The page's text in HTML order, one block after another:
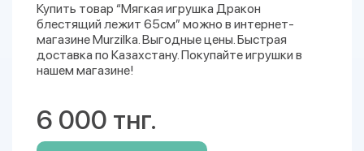
Купить товар “Мягкая игрушка Дракон
блестящий лежит 65см” можно в интернет-
магазине Murzilka. Выгодные цены. Быстрая
доставка по Казахстану. Покупайте игрушки в
нашем магазине!
6 000 тнг.